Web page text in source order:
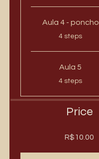
Aula 4 - poncho
.
4 steps
Aula 5
.
4 steps
Price
R$10.00